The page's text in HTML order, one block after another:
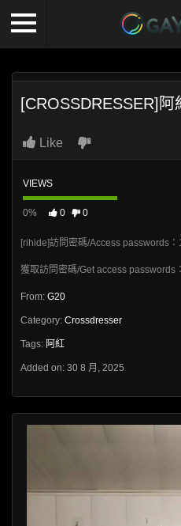
[CROSSDRESSER]阿
Like
VIEWS
0% 0 0
[rihide]訪問密碼/Access passwords
獲取訪問密碼/Get access passwords：
From: G20
Category: Crossdresser
Tags: 阿紅
Added on: 30 8 月, 2025